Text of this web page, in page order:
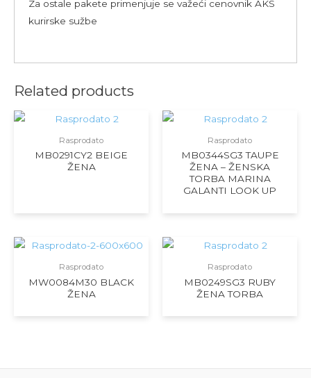
Za ostale pakete primenjuje se važeći cenovnik AKS
kurirske sužbe
Related products
Rasprodato
MB0291CY2 BEIGE
ŽENA
Rasprodato
MB0344SG3 TAUPE
ŽENA – ŽENSKA
TORBA MARINA
GALANTI LOOK UP
Rasprodato
MW0084M30 BLACK
ŽENA
Rasprodato
MB0249SG3 RUBY
ŽENA TORBA